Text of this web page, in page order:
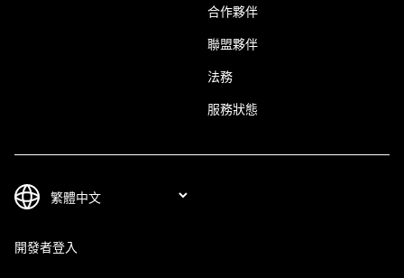
合作夥伴
聯盟夥伴
法務
服務狀態
開發者登入